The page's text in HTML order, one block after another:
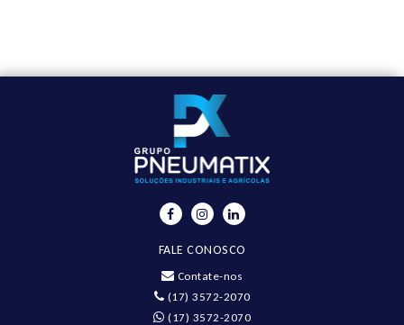
FALE CONOSCO
Contate-nos
(17) 3572-2070
(17) 3572-2070